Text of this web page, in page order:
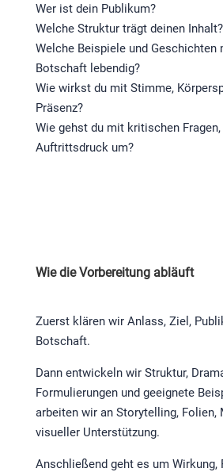
Wer ist dein Publikum?
Welche Struktur trägt deinen Inhalt?
Welche Beispiele und Geschichten
Botschaft lebendig?
Wie wirkst du mit Stimme,
Präsenz?
Wie gehst du mit kritischen
Auftrittsdruck um?
Wie die Vorbereitung abläuft
Zuerst klären wir Anlass, Ziel,
Botschaft.
Dann entwickeln wir Struktur,
Formulierungen und geeignete
arbeiten wir an Storytelling, Folien,
visueller Unterstützung.
Anschließend geht es um Wirkung,